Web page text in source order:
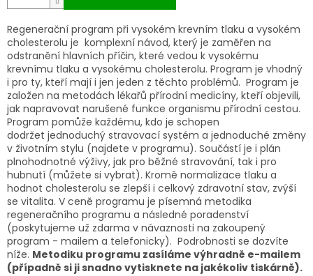
Regenerační program při vysokém krevním tlaku a vysokém
cholesterolu je komplexní návod, který je zaměřen na
odstranění hlavních příčin, které vedou k vysokému
krevnímu tlaku a vysokému cholesterolu. Program je vhodný
i pro ty, kteří mají i jen jeden z těchto problémů. Program je
založen na metodách lékařů přírodní medicíny, kteří objevili,
jak napravovat narušené funkce organismu přírodní cestou.
Program pomůže každému, kdo je schopen
dodržet jednoduchý stravovací systém a jednoduché změny
v životním stylu (najdete v programu). Součástí je i plán
plnohodnotné výživy, jak pro běžné stravování, tak i pro
hubnutí (můžete si vybrat). Kromě normalizace tlaku a
hodnot cholesterolu se zlepší i celkový zdravotní stav, zvýší
se vitalita. V ceně programu je písemná metodika
regeneračního programu a následné poradenství
(poskytujeme už zdarma v návaznosti na zakoupený
program - mailem a telefonicky). Podrobnosti se dozvíte
níže. Metodiku programu zasíláme výhradně e-mailem
(případně si ji snadno vytisknete na jakékoliv tiskárně).